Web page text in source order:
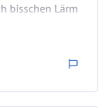
bisschen Lärm
allen waren
Juan die haben
die wir
das wir unsere